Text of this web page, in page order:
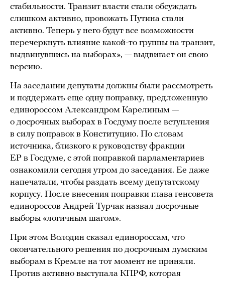
стабильности. Транзит власти стали обсуждать
слишком активно, провожать Путина стали
активно. Теперь у него будут все возможности
перечеркнуть влияние какой-то группы на транзит,
выдвинувшись на выборах», — выдвигает он свою
версию.
На заседании депутаты должны были рассмотреть
и поддержать еще одну поправку, предложенную
единороссом Александром Карелиным —
о досрочных выборах в Госдуму после вступления
в силу поправок в Конституцию. По словам
источника, близкого к руководству фракции
ЕР в Госдуме, с этой поправкой парламентариев
ознакомили сегодня утром до заседания. Ее даже
напечатали, чтобы раздать всему депутатскому
корпусу. После внесения поправки глава генсовета
единороссов Андрей Турчак назвал досрочные
выборы «логичным шагом».
При этом Володин сказал единороссам, что
окончательного решения по досрочным думским
выборам в Кремле на тот момент не приняли.
Против активно выступала КПРФ, которая